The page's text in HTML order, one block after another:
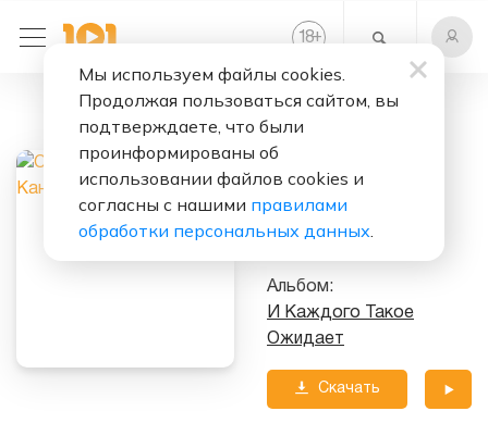
18+
Каноэ, Полные
Пираний
Альбом:
И Каждого Такое
Ожидает
Скачать
Мы используем файлы cookies.
Продолжая пользоваться сайтом, вы
подтверждаете, что были
проинформированы об
использовании файлов cookies и
согласны с нашими правилами
обработки персональных данных.